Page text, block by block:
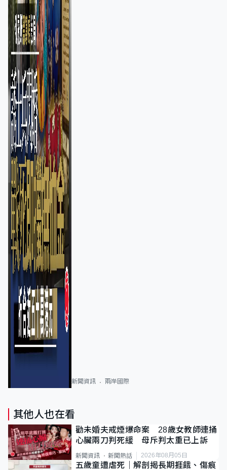
新聞資訊 兩岸國際
其他人也在看
勸未婚夫戒煙爆命案 28歲女教師連捅
心臟兩刀判死緩 母斥判太重已上訴
新聞資訊 新聞熱話 2026年08月05日
五歲童遭虐死｜解剖揭長期捱餓、傷痕